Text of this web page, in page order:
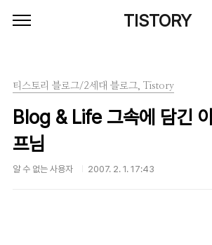
TISTORY
티스토리 블로그/2세대 블로그, Tistory
Blog & Life 그속에 담긴
프님
알 수 없는 사용자 2007. 2. 1. 17:43